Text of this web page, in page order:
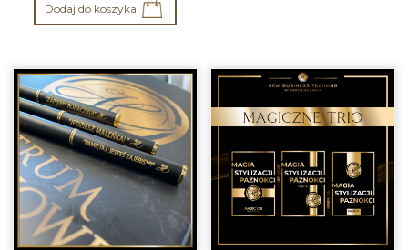
Dodaj do koszyka